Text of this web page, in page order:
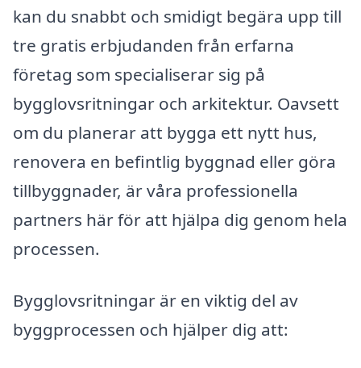
kan du snabbt och smidigt begära upp till
tre gratis erbjudanden från erfarna
företag som specialiserar sig på
bygglovsritningar och arkitektur. Oavsett
om du planerar att bygga ett nytt hus,
renovera en befintlig byggnad eller göra
tillbyggnader, är våra professionella
partners här för att hjälpa dig genom hela
processen.
Bygglovsritningar är en viktig del av
byggprocessen och hjälper dig att: